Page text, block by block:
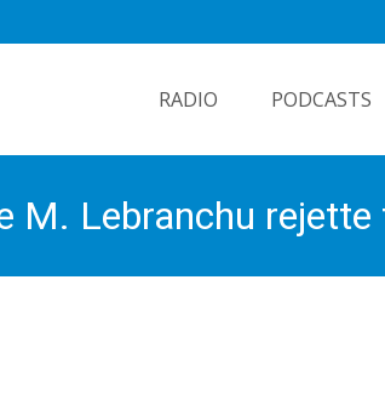
RADIO PODCASTS
M. Lebranchu